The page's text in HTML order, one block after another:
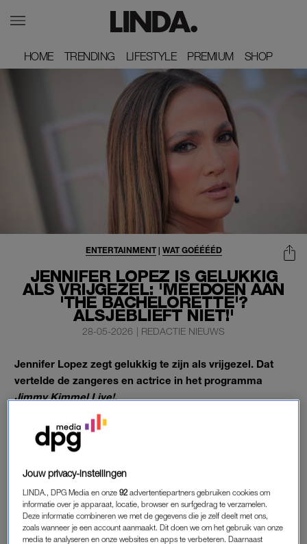
HOME
HOME TRENDING
TRENDING LIFESTYLE
LIFESTYLE PREMIUM
PREMIUM SHOP
SHOP
JENNIFER LOPEZ IS GELUKKIG
ALS VRIJGEZEL: 'MEEDOEN AAN
'THE BACHELORETTE'?
ALSJEBLIEFT NIET!'
ENTERTAINMENT| WAT GOÉÉÉÉD
28-05-2026 | REDACTIE NIEUWS
Jennifer Lopez zegt gelukkig te zijn als vrijgezel. Dat
vertelde de zangeres en actrice in het programma
Jimmy Kimmel Live!.
Gelukkig maar.
JENNIFER LOPEZ: ‘HET VOELT HEEL
GOED’
Als talkshowhost Jimmy Kimmel haar vraagt of ze ooit mee
zou doen aan het programmaThe Bachelorette, zegt Jennifer
Lopez: “Alsjeblieft niet! Ik zit in mijn gelukkige tijdperk.”
Jouw privacy-instellingen
LINDA., DPG Media en onze92 advertentiepartners gebruiken cookies om
informatie over je apparaat, locatie, browser en surfgedrag te verzamelen.
Deze informatie combineren we met de gegevens die je zelf deelt met ons,
zoals wanneer je een account aanmaakt. Dit doen we om het gebruik van onze
media te analyseren en onze websites en apps te verbeteren. Daarnaast